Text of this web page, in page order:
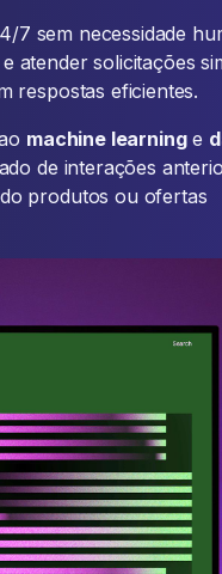
7 sem necessidade
atender solicitações
respostas eficientes.
machine learninge
de interações
produtos ou ofertas